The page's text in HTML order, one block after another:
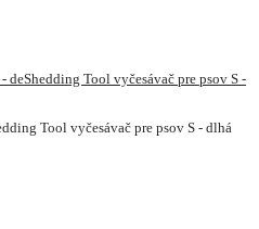
deShedding Tool vyčesávač pre psov S -
Tool vyčesávač pre psov S - dlhá